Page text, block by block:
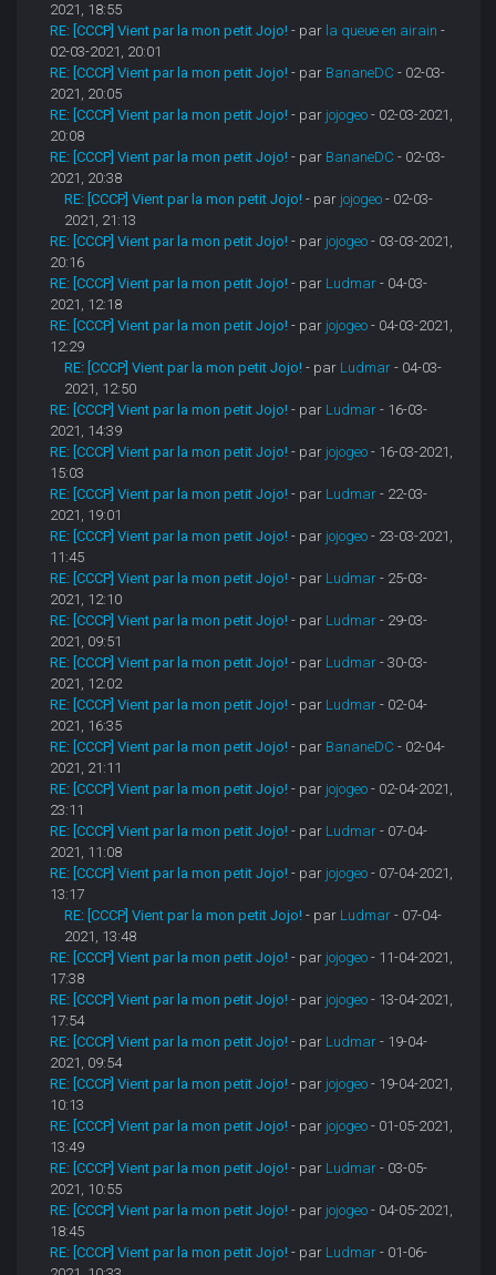
2021, 18:55
RE: [CCCP] Vient par la mon petit Jojo! - par la queue en airain -
02-03-2021, 20:01
RE: [CCCP] Vient par la mon petit Jojo! - par BananeDC - 02-03-
2021, 20:05
RE: [CCCP] Vient par la mon petit Jojo! - par jojogeo - 02-03-2021,
20:08
RE: [CCCP] Vient par la mon petit Jojo! - par BananeDC - 02-03-
2021, 20:38
RE: [CCCP] Vient par la mon petit Jojo! - par jojogeo - 02-03-
2021, 21:13
RE: [CCCP] Vient par la mon petit Jojo! - par jojogeo - 03-03-2021,
20:16
RE: [CCCP] Vient par la mon petit Jojo! - par Ludmar - 04-03-
2021, 12:18
RE: [CCCP] Vient par la mon petit Jojo! - par jojogeo - 04-03-2021,
12:29
RE: [CCCP] Vient par la mon petit Jojo! - par Ludmar - 04-03-
2021, 12:50
RE: [CCCP] Vient par la mon petit Jojo! - par Ludmar - 16-03-
2021, 14:39
RE: [CCCP] Vient par la mon petit Jojo! - par jojogeo - 16-03-2021,
15:03
RE: [CCCP] Vient par la mon petit Jojo! - par Ludmar - 22-03-
2021, 19:01
RE: [CCCP] Vient par la mon petit Jojo! - par jojogeo - 23-03-2021,
11:45
RE: [CCCP] Vient par la mon petit Jojo! - par Ludmar - 25-03-
2021, 12:10
RE: [CCCP] Vient par la mon petit Jojo! - par Ludmar - 29-03-
2021, 09:51
RE: [CCCP] Vient par la mon petit Jojo! - par Ludmar - 30-03-
2021, 12:02
RE: [CCCP] Vient par la mon petit Jojo! - par Ludmar - 02-04-
2021, 16:35
RE: [CCCP] Vient par la mon petit Jojo! - par BananeDC - 02-04-
2021, 21:11
RE: [CCCP] Vient par la mon petit Jojo! - par jojogeo - 02-04-2021,
23:11
RE: [CCCP] Vient par la mon petit Jojo! - par Ludmar - 07-04-
2021, 11:08
RE: [CCCP] Vient par la mon petit Jojo! - par jojogeo - 07-04-2021,
13:17
RE: [CCCP] Vient par la mon petit Jojo! - par Ludmar - 07-04-
2021, 13:48
RE: [CCCP] Vient par la mon petit Jojo! - par jojogeo - 11-04-2021,
17:38
RE: [CCCP] Vient par la mon petit Jojo! - par jojogeo - 13-04-2021,
17:54
RE: [CCCP] Vient par la mon petit Jojo! - par Ludmar - 19-04-
2021, 09:54
RE: [CCCP] Vient par la mon petit Jojo! - par jojogeo - 19-04-2021,
10:13
RE: [CCCP] Vient par la mon petit Jojo! - par jojogeo - 01-05-2021,
13:49
RE: [CCCP] Vient par la mon petit Jojo! - par Ludmar - 03-05-
2021, 10:55
RE: [CCCP] Vient par la mon petit Jojo! - par jojogeo - 04-05-2021,
18:45
RE: [CCCP] Vient par la mon petit Jojo! - par Ludmar - 01-06-